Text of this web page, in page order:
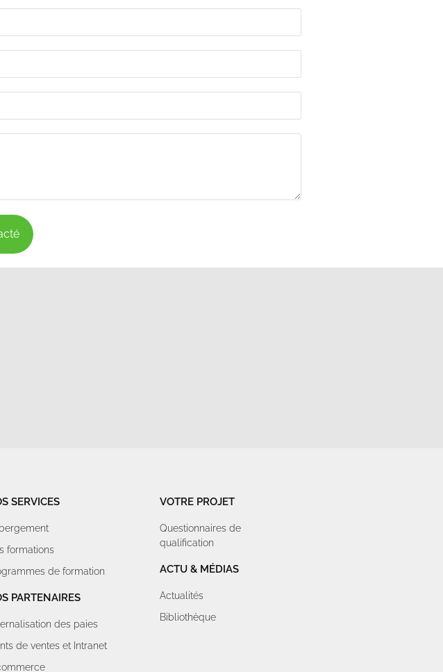
SERVICES
formations
de formation
PARTENAIRES
des paies
de ventes et Intranet
VOTRE PROJET
Questionnaires de
qualification
ACTU & MÉDIAS
Actualités
Bibliothèque